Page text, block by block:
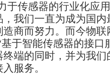
于传感器的行业化应
我们一直为成为国
商而努力。而今物
于智能传感器的接口
端的同时，并为我
服务。